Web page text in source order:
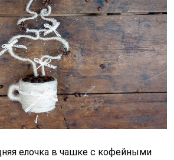
елочка в чашке с кофейными